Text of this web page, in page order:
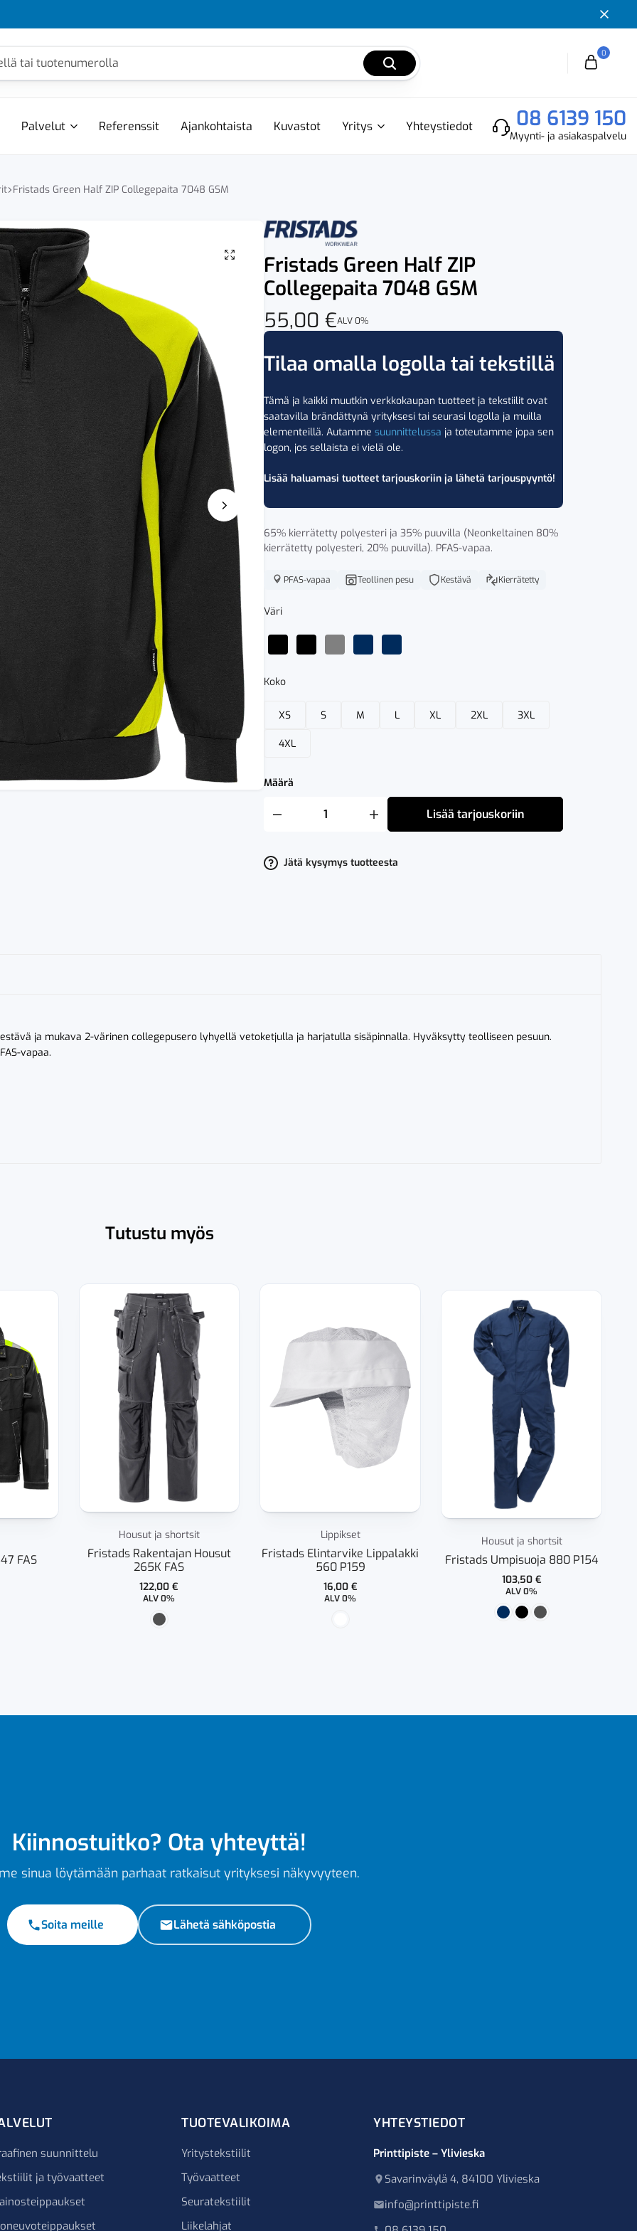
0
Cart
Palvelut Referenssit Ajankohtaista Kuvastot Yritys Yhteystiedot 08 6139 150
Myynti- ja asiakaspalvelu
Fristads Green Half ZIP Collegepaita 7048 GSM
Fristads Green Half ZIP
Collegepaita 7048 GSM
55,00€ALV 0%
Tilaa omalla logolla tai tekstillä
Tämä ja kaikki muutkin verkkokaupan tuotteet ja tekstiilit ovat
saatavilla brändättynä yrityksesi tai seurasi logolla ja muilla
elementeillä. Autammesuunnittelussa ja toteutamme jopa sen
logon, jos sellaista ei vielä ole.
Lisää haluamasi tuotteet tarjouskoriin ja lähetä tarjouspyyntö!
65% kierrätetty polyesteri ja 35% puuvilla (Neonkeltainen 80%
kierrätetty polyesteri, 20% puuvilla). PFAS-vapaa.
PFAS-vapaa Teollinen pesu Kestävä Kierrätetty
Väri
Koko
XS S M L XL 2XL 3XL
4XL
Määrä
Fristads
Collegepaita
7048
Lisää tarjouskoriin
Jätä kysymys tuotteesta
ja mukava 2-värinen collegepusero lyhyellä vetoketjulla ja harjatulla sisäpinnalla. Hyväksytty teolliseen pesuun.
vapaa.
Tutustu myös
FAS
Housut ja shortsit
Fristads Rakentajan Housut
265K FAS
122,00€
ALV 0%
Lippikset
Fristads Elintarvike Lippalakki
560 P159
16,00 €
ALV 0%
Housut ja shortsit
Fristads Umpisuoja 880 P154
103,50 €
ALV 0%
Kiinnostuitko? Ota yhteyttä!
sinua löytämään parhaat ratkaisut yrityksesi näkyvyyteen.
Soita meille Lähetä sähköpostia
suunnittelu
ja työvaatteet
TUOTEVALIKOIMA
Yritystekstiilit
Työvaatteet
Seuratekstiilit
Liikelahjat
YHTEYSTIEDOT
Printtipiste – Ylivieska
Savarinväylä 4, 84100 Ylivieska
info@printtipiste.fi